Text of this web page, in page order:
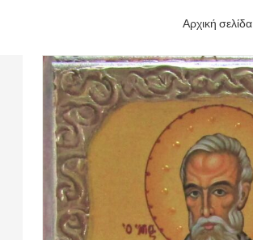
Αρχική σελίδα